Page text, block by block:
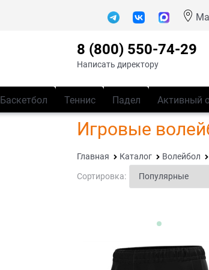
8 (800) 550-74-29
Написать директору
Баскетбол Теннис Падел Активный
Игровые
Главная Каталог Волейбол
Сортировка: